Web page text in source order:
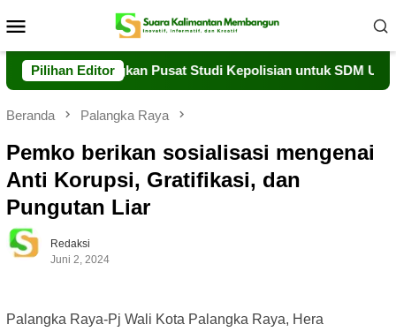
ke
Mobile
Pilihan Editor
Kembangkan Pusat Studi Kepolisian untuk SDM Unggul
Beranda Palangka Raya
Pemko berikan sosialisasi mengenai
Anti Korupsi, Gratifikasi, dan
Pungutan Liar
Redaksi
Juni 2, 2024
Palangka Raya-Pj Wali Kota Palangka Raya, Hera